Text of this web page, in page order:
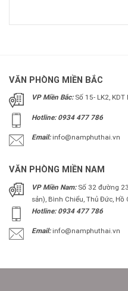
VĂN PHÒNG MIỀN BẮC
VP Miền Bắc:Số 15- LK2, KDT
Hotline: 0934 477 786
Email: info@namphuthai.vn
VĂN PHÒNG MIỀN NAM
VP Miền Nam:Số 32 đường
sản), Bình Chiểu, Thủ Đức, Hồ
Hotline: 0934 477 786
Email:info@namphuthai.vn